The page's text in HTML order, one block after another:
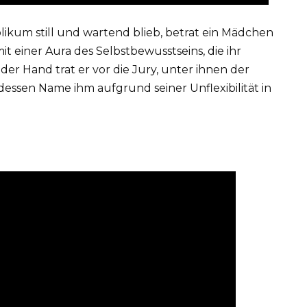
still und wartend blieb, betrat ein Mädchen
einer Aura des Selbstbewusstseins, die ihr
Hand trat er vor die Jury, unter ihnen der
Name ihm aufgrund seiner Unflexibilität in